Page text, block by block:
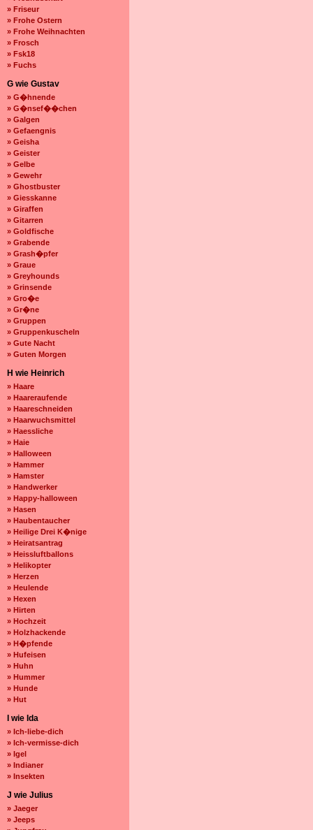
» Friseur
» Frohe Ostern
» Frohe Weihnachten
» Frosch
» Fsk18
» Fuchs
G wie Gustav
» G�hnende
» G�nsef��chen
» Galgen
» Gefaengnis
» Geisha
» Geister
» Gelbe
» Gewehr
» Ghostbuster
» Giesskanne
» Giraffen
» Gitarren
» Goldfische
» Grabende
» Grash�pfer
» Graue
» Greyhounds
» Grinsende
» Gro�e
» Gr�ne
» Gruppen
» Gruppenkuscheln
» Gute Nacht
» Guten Morgen
H wie Heinrich
» Haare
» Haareraufende
» Haareschneiden
» Haarwuchsmittel
» Haessliche
» Haie
» Halloween
» Hammer
» Hamster
» Handwerker
» Happy-halloween
» Hasen
» Haubentaucher
» Heilige Drei K�nige
» Heiratsantrag
» Heissluftballons
» Helikopter
» Herzen
» Heulende
» Hexen
» Hirten
» Hochzeit
» Holzhackende
» H�pfende
» Hufeisen
» Huhn
» Hummer
» Hunde
» Hut
I wie Ida
» Ich-liebe-dich
» Ich-vermisse-dich
» Igel
» Indianer
» Insekten
J wie Julius
» Jaeger
» Jeeps